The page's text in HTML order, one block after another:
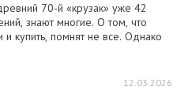
70-й «крузак» уже 42
знают многие. О том, что
и купить, помнят не все. Однако
12.03.2026